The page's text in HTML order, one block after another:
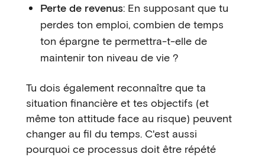
Perte de revenus: En supposant que tu
perdes ton emploi, combien de temps
ton épargne te permettra-t-elle de
maintenir ton niveau de vie ?
Tu dois également reconnaître que ta
situation financière et tes objectifs (et
même ton attitude face au risque) peuvent
changer au fil du temps. C'est aussi
pourquoi ce processus doit être répété